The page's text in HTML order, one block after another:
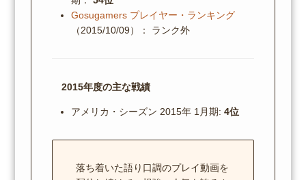
Gosugamers プレイヤー・ランキング
（2015/10/09）： ランク外
2015年度の主な戦績
アメリカ・シーズン 2015年 1月期: 4位
落ち着いた語り口調のプレイ動画を